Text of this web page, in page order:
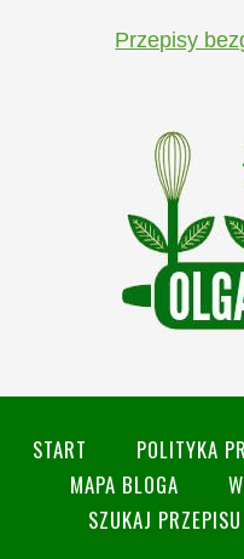
Przepisy
START POLITYKA
MAPA BLOGA
SZUKAJ PRZEPISU